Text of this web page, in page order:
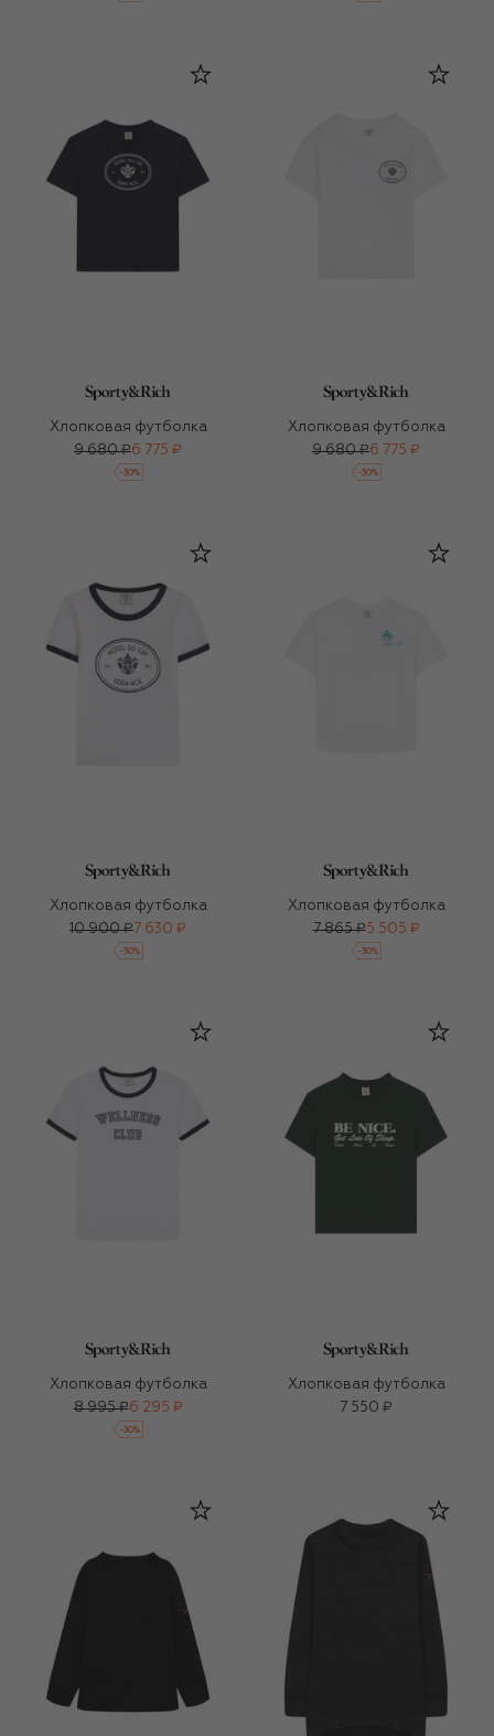
Хлопковая футболка
9 680 ₽6 775 ₽
-30%
Хлопковая футболка
9 680 ₽6 775 ₽
-30%
Хлопковая футболка
10 900 ₽7 630 ₽
-30%
Хлопковая футболка
7 865 ₽5 505 ₽
-30%
Хлопковая футболка
8 995 ₽6 295 ₽
-30%
Хлопковая футболка
7 550 ₽